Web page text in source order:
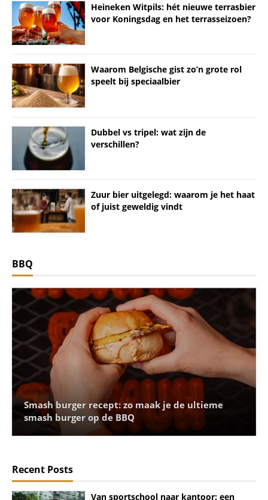
Heineken Witpils: hét nieuwe terrasbier
voor Koningsdag en het terrasseizoen?
Waarom Belgische gist zo’n grote rol
speelt bij speciaalbier
Dubbel vs tripel: wat zijn de
verschillen?
Zuur bier uitgelegd: waarom je het haat
of juist geweldig vindt
BBQ
Smash burger recept: zo maak je de ultieme
smash burger op de BBQ
Recent Posts
Van sportschool naar kantoor: een